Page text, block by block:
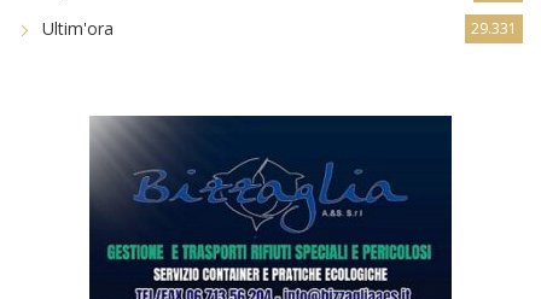
Ultim'ora 29.331